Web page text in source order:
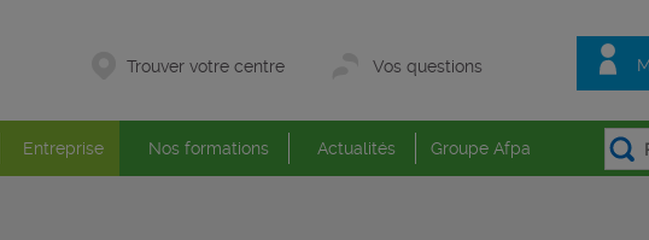
Trouver votre centre Vos questions
Entreprise Nos formations Actualités Groupe Afpa